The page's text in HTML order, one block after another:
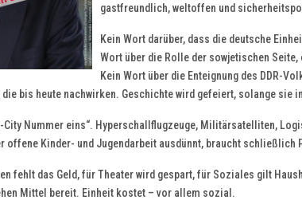
gastfreundlich, weltoffen und
Kein Wort darüber, dass die deutsche
Wort über die Rolle der sowjetischen
Kein Wort über die Enteignung des DDR-
bis heute nachwirken. Geschichte wird gefeiert, solange sie
City Nummer eins“. Hyperschallflugzeuge, Militärsatelliten,
offene Kinder- und Jugendarbeit ausdünnt, braucht schließlich
fehlt das Geld, für Theater wird gespart, für Soziales gilt
Mittel bereit. Einheit kostet – vor allem sozial.